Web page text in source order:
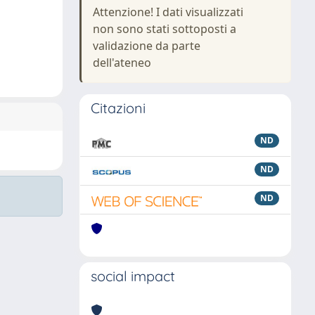
Attenzione! I dati visualizzati
non sono stati sottoposti a
validazione da parte
dell'ateneo
Citazioni
ND
ND
ND
social impact